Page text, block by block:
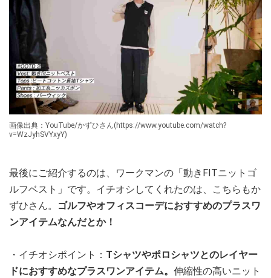
画像出典：YouTube/かずひさん(https://www.youtube.com/watch?
v=WzJyhSVYxyY)
最後にご紹介するのは、ワークマンの「動きFITニットゴ
ルフベスト」です。イチオシしてくれたのは、こちらもか
ずひさん。
ゴルフやオフィスコーデにおすすめのプラスワ
ンアイテムなんだとか！
・イチオシポイント： Tシャツやポロシャツとのレイヤー
ドにおすすめなプラスワンアイテム。 伸縮性の高いニット